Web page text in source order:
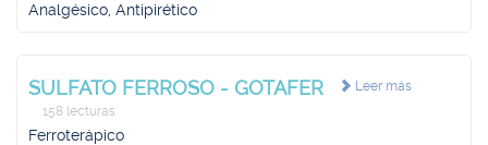
Analgésico, Antipirético
Leer más
SULFATO FERROSO - GOTAFER
158 lecturas
Ferroterápico